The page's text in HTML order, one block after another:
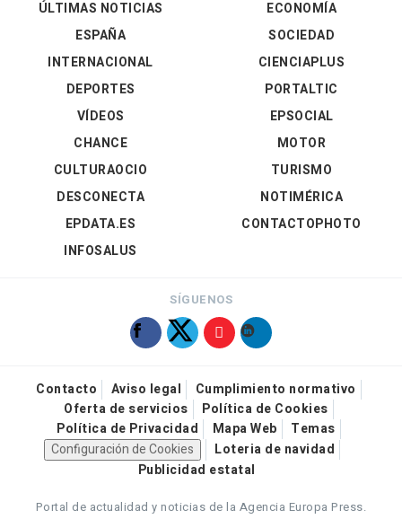
ÚLTIMAS NOTICIAS
ESPAÑA
INTERNACIONAL
DEPORTES
VÍDEOS
ECONOMÍA
SOCIEDAD
CIENCIAPLUS
PORTALTIC
EPSOCIAL
CHANCE
CULTURAOCIO
DESCONECTA
EPDATA.ES
INFOSALUS
MOTOR
TURISMO
NOTIMÉRICA
CONTACTOPHOTO
SÍGUENOS
Contacto Aviso legal
Cumplimiento normativo
Oferta de servicios
Política de Cookies
Política de Privacidad
Mapa Web
Temas
Configuración de Cookies
Loteria de navidad
Publicidad estatal
Portal de actualidad y noticias de la Agencia Europa Press.